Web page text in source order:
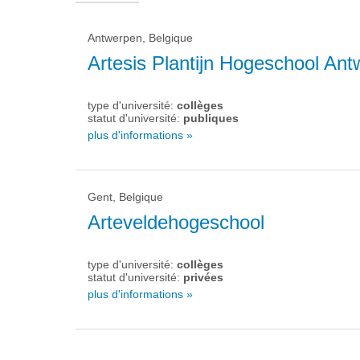
Antwerpen, Belgique
Artesis Plantijn Hogeschool
type d'université: collèges
statut d'université: publiques
plus d'informations »
Gent, Belgique
Arteveldehogeschool
type d'université: collèges
statut d'université: privées
plus d'informations »